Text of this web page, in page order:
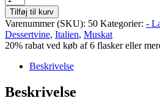
Crotta
di
Vegneron,
Chambave
Moscato
Passito
Vallèe
d'Aosta,
Tilføj til kurv
Varenummer (SKU): 50 Kategorier: -
Dessertvine, Italien, Muskat
20% rabat ved køb af 6 flasker eller
Beskrivelse
Beskrivelse